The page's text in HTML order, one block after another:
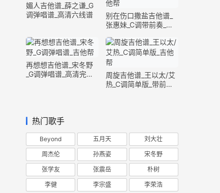
媚人吉他谱_薛之谦_G
调弹唱谱_高清六线谱
别在伤口撒盐吉他谱_
张惠妹_C调带前奏_完
再想想吉他谱_宋冬野
_G调弹唱谱_高清完整
周旋吉他谱_王以太/艾
热_C调简单版_带前奏
热门歌手
Beyond 五月天 刘大壮
周杰伦 孙燕姿 宋冬野
张学友 张震岳 朴树
李健 李宗盛 李荣浩